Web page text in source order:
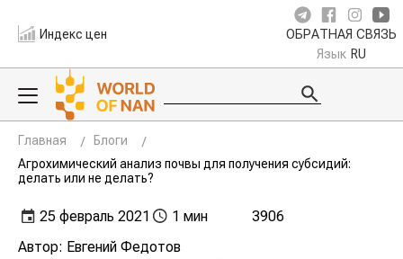
Индекс цен ОБРАТНАЯ СВЯЗЬ
Язык RU
Главная
Блоги
Агрохимический анализ почвы для получения субсидий:
делать или не делать?
25 февраль 2021 1 мин
3906
Автор: Евгений Федотов